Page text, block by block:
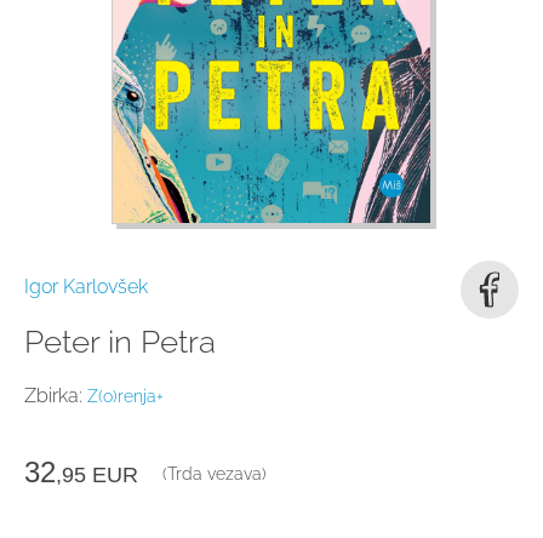
Igor Karlovšek
Peter in Petra
Zbirka: Z(o)renja+
32,95 EUR (Trda vezava)